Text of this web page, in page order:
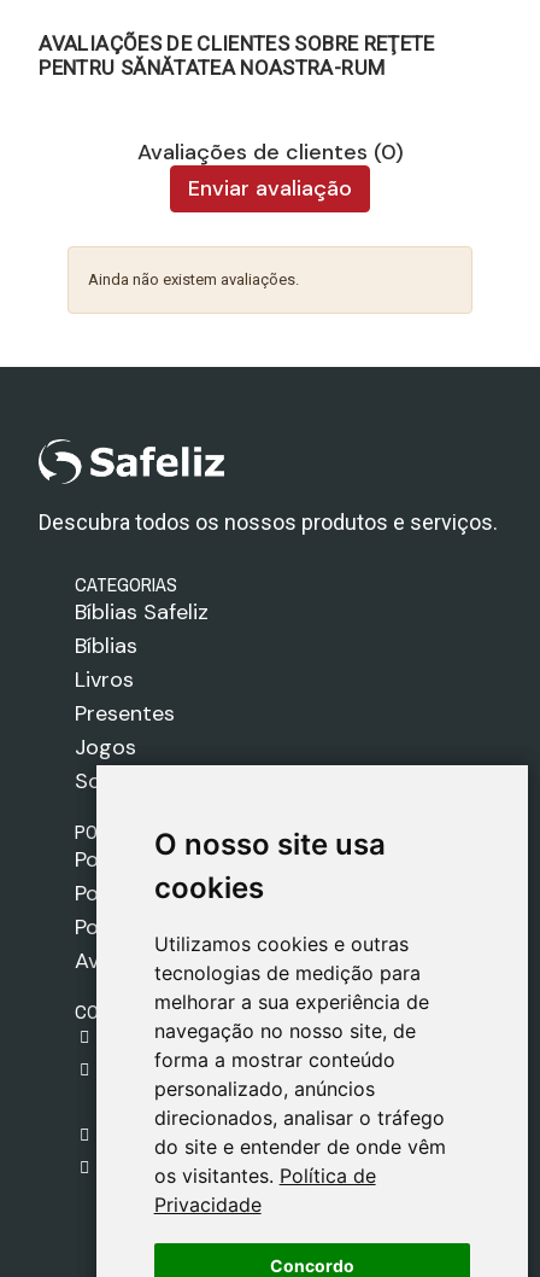
O nosso site usa
cookies
Utilizamos cookies e outras
tecnologias de medição para
melhorar a sua experiência de
navegação no nosso site, de
forma a mostrar conteúdo
personalizado, anúncios
direcionados, analisar o tráfego
do site e entender de onde vêm
os visitantes. Política de
Privacidade
Concordo
O nosso site usa
cookies
Utilizamos cookies e outras
tecnologias de medição para
melhorar a sua experiência de
navegação no nosso site, de
forma a mostrar conteúdo
personalizado, anúncios
direcionados, analisar o tráfego
do site e entender de onde vêm
os visitantes. Política de
Privacidade
Concordo
AVALIAÇÕES DE CLIENTES SOBRE REŢETE
PENTRU SĂNĂTATEA NOASTRA-RUM
Avaliações de clientes (0)
Enviar avaliação
Ainda não existem avaliações.
Descubra todos os nossos produtos e serviços.
CATEGORIAS
Bíblias Safeliz
Bíblias
Livros
Presentes
Jogos
Sobre nós
POLÍTICAS
Política de Envios
Política de Cookies
Política de Privacidade
Aviso Legal
CONTACTO
gestion@safeliz.com
C. del Pradillo, 6, 28770 Colmenar Viejo,
Madrid
+34 918 459 877
Segunda a Sexta
09:00 - 13:00